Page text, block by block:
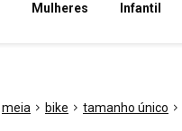
Mulheres Infantil
meia bike tamanho único